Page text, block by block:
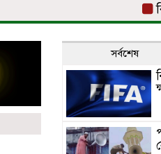
সর্বশেষ